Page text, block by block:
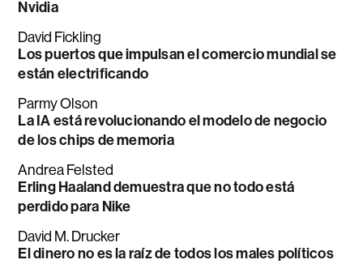
Nvidia
David Fickling
Los puertos que impulsan el comercio mundial se
están electrificando
Parmy Olson
La IA está revolucionando el modelo de negocio
de los chips de memoria
Andrea Felsted
Erling Haaland demuestra que no todo está
perdido para Nike
David M. Drucker
El dinero no es la raíz de todos los males políticos